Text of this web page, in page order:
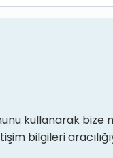
kullanarak bize
bilgileri